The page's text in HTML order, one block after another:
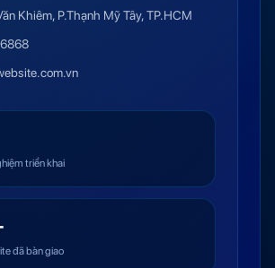
Khiêm, P.Thạnh Mỹ Tây, TP.HCM
triển khai
đã bàn giao